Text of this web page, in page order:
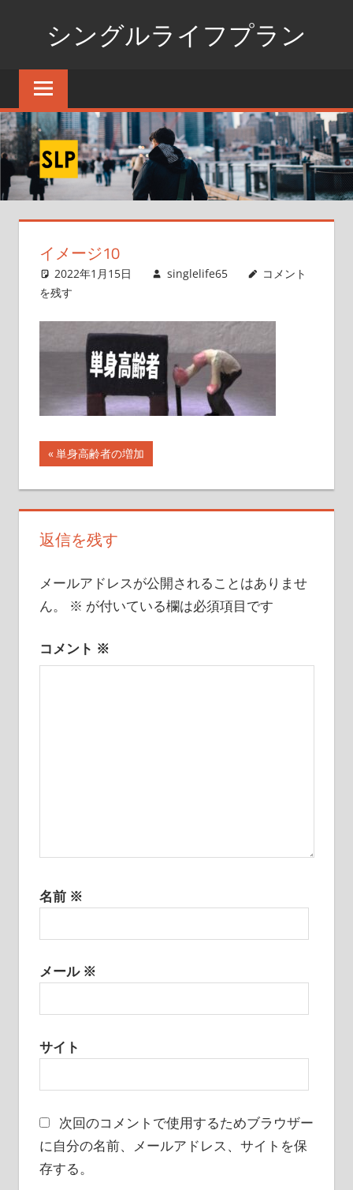
へ
ス
キ
ッ
シングルライフプラン
独
活
た
め
イメージ10
2022年1月15日 singlelife65
コメント
を残す
投
稿
ナ
ビ
ゲ
ー
シ
ョ
前
の
記
事:
単身高齢者の増加
返信を残す
メールアドレスが公開されることはありませ
ん。
※ が付いている欄は必須項目です
コメント ※
名前 ※
メール ※
サイト
次回のコメントで使用するためブラウザー
に自分の名前、メールアドレス、サイトを保
存する。